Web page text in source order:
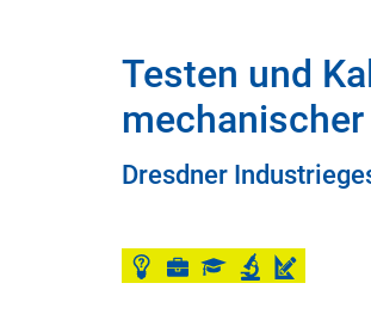
Testen und
Dresdner